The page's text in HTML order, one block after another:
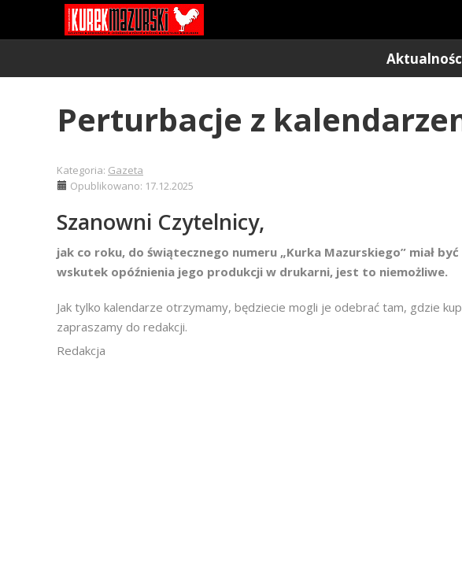
Perturbacje z
Kategoria: Gazeta
Opublikowano: 17.12.2025
Szanowni Czytelnicy,
jak co roku, do świątecznego numeru „Kurka Mazurskiego” miał
wskutek opóźnienia jego produkcji w drukarni, jest to niemożliwe.
Jak tylko kalendarze otrzymamy, będziecie mogli je odebrać tam, gdzie
zapraszamy do redakcji.
Redakcja